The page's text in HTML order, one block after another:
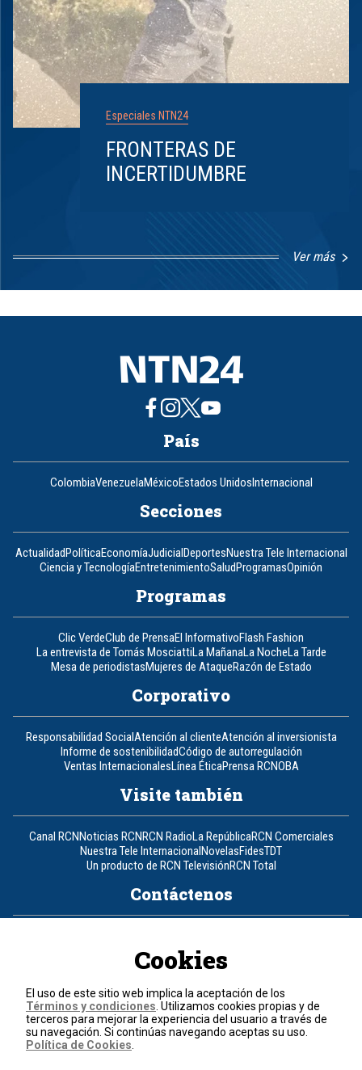
Especiales NTN24
FRONTERAS DE
INCERTIDUMBRE
Ver más
1
8
País
ColombiaVenezuelaMéxicoEstados UnidosInternacional
Secciones
ActualidadPolíticaEconomíaJudicialDeportesNuestra Tele Internacional
Ciencia y TecnologíaEntretenimientoSaludProgramasOpinión
Programas
Clic VerdeClub de PrensaEl InformativoFlash Fashion
La entrevista de Tomás MosciattiLa MañanaLa NocheLa Tarde
Mesa de periodistasMujeres de AtaqueRazón de Estado
Corporativo
Responsabilidad SocialAtención al clienteAtención al inversionista
Informe de sostenibilidadCódigo de autorregulación
Ventas InternacionalesLínea ÉticaPrensa RCNOBA
Visite también
Canal RCNNoticias RCNRCN RadioLa RepúblicaRCN Comerciales
Nuestra Tele InternacionalNovelasFidesTDT
Un producto de RCN TelevisiónRCN Total
Contáctenos
Política de cookies
Términos y condiciones
© 2026, RCN Medios.
Todos los derechos reservados.
Cookies
El uso de este sitio web implica la aceptación de los
Términos y condiciones . Utilizamos cookies propias y de
terceros para mejorar la experiencia del usuario a través de
su navegación. Si continúas navegando aceptas su uso.
Política de Cookies